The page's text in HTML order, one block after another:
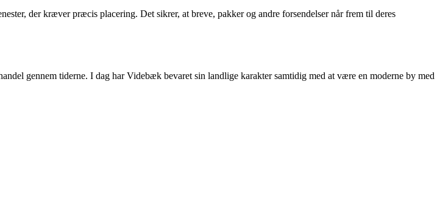
der kræver præcis placering. Det sikrer, at breve, pakker og andre forsendelser når frem til deres
gennem tiderne. I dag har Videbæk bevaret sin landlige karakter samtidig med at være en moderne by med